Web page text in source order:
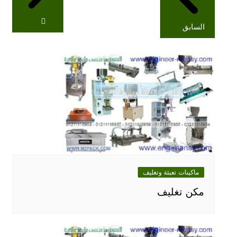
السابق
ماكينات تعبئة وتغليف
مكن تغليف